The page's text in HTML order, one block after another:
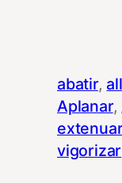
abatir,
Aplanar,
extenuar
vigorizar